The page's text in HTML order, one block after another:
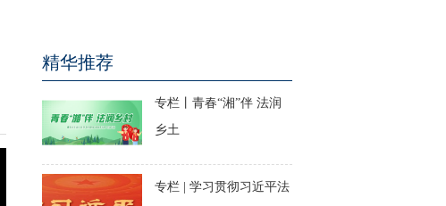
精华推荐
专栏丨青春“湘”伴 法润
乡土
专栏 | 学习贯彻习近平法